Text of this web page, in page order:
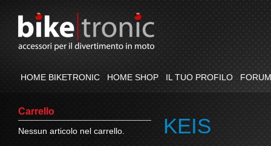
HOME BIKETRONIC HOME SHOP IL TUO PROFILO FORUM
Carrello
Nessun articolo nel carrello. KEIS